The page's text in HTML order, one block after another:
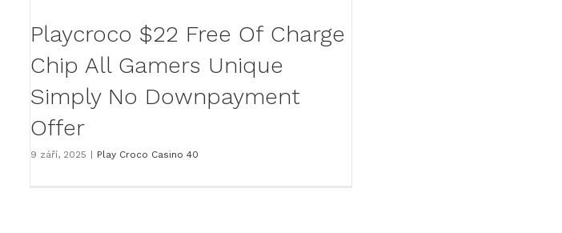
Playcroco $22 Free Of Charge
Chip All Gamers Unique
Simply No Downpayment
Offer
9 září, 2025 | Play Croco Casino 40